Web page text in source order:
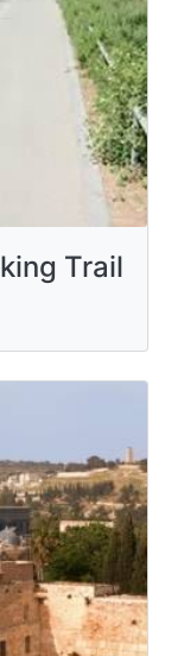
Trail